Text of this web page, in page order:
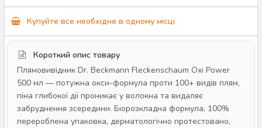
Купуйте все необхідне в одному місці
Короткий опис товару
Плямовивідник Dr. Beckmann Fleckenschaum Oxi Power
500 мл — потужна окси-формула проти 100+ видів плям,
піна глибокої дії проникає у волокна та видаляє
забруднення зсередини. Біорозкладна формула, 100%
перероблена упаковка, дерматологічно протестовано,